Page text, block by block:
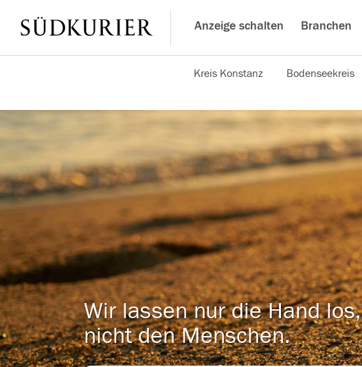
Anzeige schalten Branchen
Kreis Konstanz Bodenseekreis
Wir lassen nur die Hand los,
nicht den Menschen.